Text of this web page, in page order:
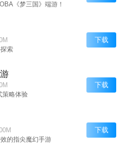
《梦三国》端游！
索
下载
策略体验
下载
的指尖魔幻手游
下载